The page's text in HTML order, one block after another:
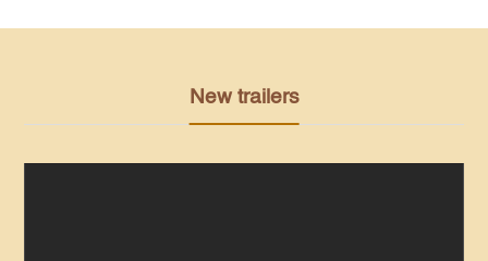
New trailers